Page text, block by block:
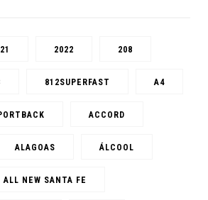
2022 208
812SUPERFAST A4
ACCORD
ALAGOAS ÁLCOOL
ALL NEW SANTA FE